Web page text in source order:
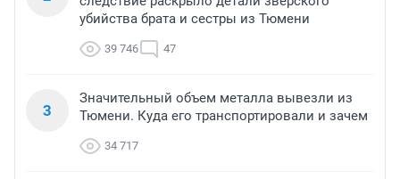
убийства брата и сестры из Тюмени
39 746 47
3
Значительный объем металла вывезли из
Тюмени. Куда его транспортировали и зачем
34 717